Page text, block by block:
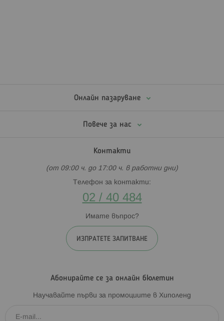
Онлайн пазаруване
Повече за нас
Контакти
(от 09:00 ч. до 17:00 ч. в работни дни)
Телефон за контакти:
02 / 40 484
Имате въпрос?
ИЗПРАТЕТЕ ЗАПИТВАНЕ
Абонирайте се за онлайн бюлетин
Научавайте първи за промоциите в Хиполенд